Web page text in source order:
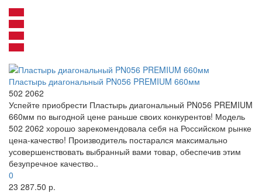
Пластырь диагональный PN056 PREMIUM 660мм
502 2062
Успейте приобрести Пластырь диагональный PN056 PREMIUM
660мм по выгодной цене раньше своих конкурентов! Модель
502 2062 хорошо зарекомендовала себя на Российском рынке
цена-качество! Производитель постарался максимально
усовершенствовать выбранный вами товар, обеспечив этим
безупречное качество..
0
23 287.50 р.